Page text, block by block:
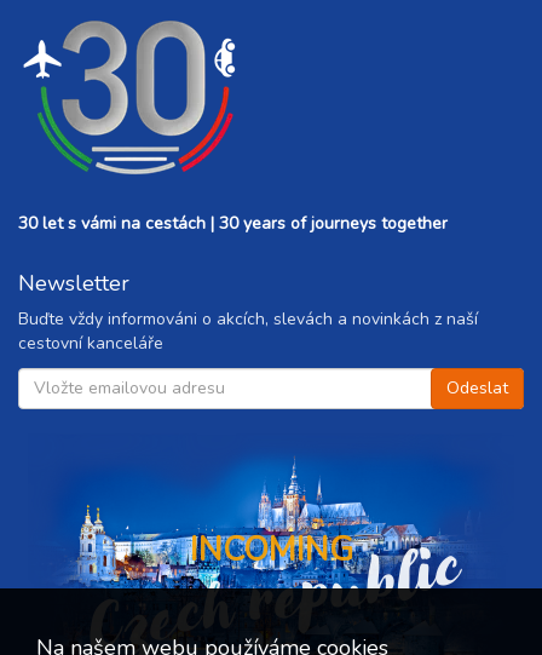
30 let s vámi na cestách | 30 years of journeys together
Newsletter
Buďte vždy informováni o akcích, slevách a novinkách z naší
cestovní kanceláře
INCOMING
Czech republic
Na našem webu používáme cookies